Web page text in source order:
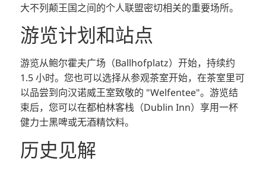
大不列颠王国之间的个人联盟密切相关的重要场所。
游览计划和站点
游览从鲍尔霍夫广场（Ballhofplatz）开始，持续约
1.5 小时。您也可以选择从参观茶室开始，在茶室里可
以品尝到向汉诺威王室致敬的 "Welfentee"。游览结
束后，您可以在都柏林客栈（Dublin Inn）享用一杯
健力士黑啤或无酒精饮料。
历史见解